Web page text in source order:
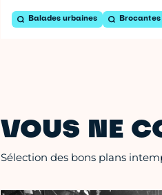
Balades urbaines Brocantes
VOUS NE
Sélection des bons plans